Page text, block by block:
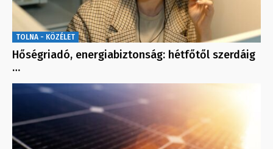
TOLNA - KÖZÉLET
Hőségriadó, energiabiztonság: hétfőtől szerdáig
…